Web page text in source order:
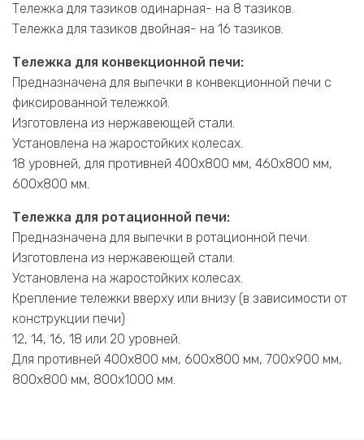
Тележка для тазиков одинарная- на 8 тазиков.
Тележка для тазиков двойная- на 16 тазиков.
Тележка для конвекционной печи:
Предназначена для выпечки в конвекционной печи с
фиксированной тележкой.
Изготовлена из нержавеющей стали.
Установлена на жаростойких колесах.
18 уровней, для противней 400х800 мм, 460х800 мм,
600х800 мм.
Тележка для ротационной печи:
Предназначена для выпечки в ротационной печи.
Изготовлена из нержавеющей стали.
Установлена на жаростойких колесах.
Крепление тележки вверху или внизу (в зависимости от
конструкции печи)
12, 14, 16, 18 или 20 уровней.
Для противней 400х800 мм, 600х800 мм, 700х900 мм,
800х800 мм, 800х1000 мм.